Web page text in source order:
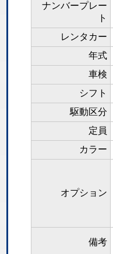
ナンバープレー
ト
レンタカー
年式
車検
シフト
駆動区分
定員
カラー
オプション
備考